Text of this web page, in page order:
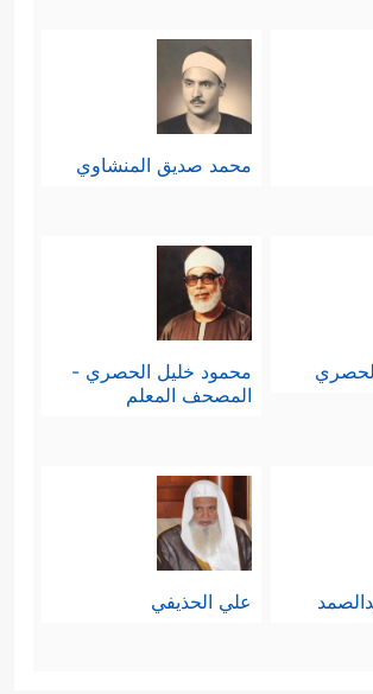
محمد صديق المنشاوي
محمود خليل الحصري -
المصحف المعلم
علي الحذيفي